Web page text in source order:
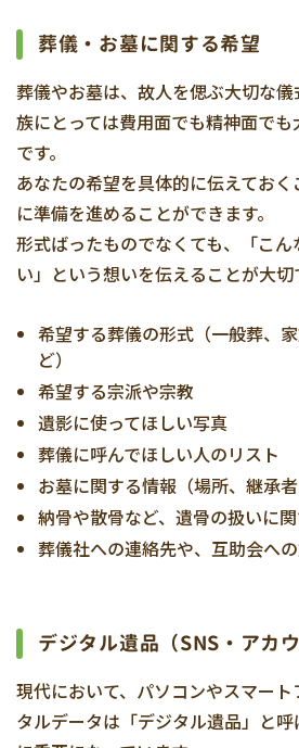
葬儀・お墓に関する希望
葬儀やお墓は、故人を偲ぶ大切な
族にとっては費用面でも精神面で
です。
あなたの希望を具体的に伝えてお
に準備を進めることができます。
形式ばったものでなくても、「こ
い」という想いを伝えることが大切
希望する葬儀の形式（一般葬、
ど）
希望する宗派や宗教
遺影に使ってほしい写真
葬儀に呼んでほしい人のリスト
お墓に関する情報（場所、継承者
納骨や散骨など、遺骨の扱いに
葬儀社への連絡先や、互助会へ
デジタル遺品（SNS・アカ
現代において、パソコンやスマー
タルデータは「デジタル遺品」と